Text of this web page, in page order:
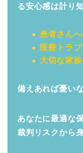
る安心感は計り
患者さん
医療トラ
大切な家
備えあれば憂いな
あなたに最適な
裁判リスクから